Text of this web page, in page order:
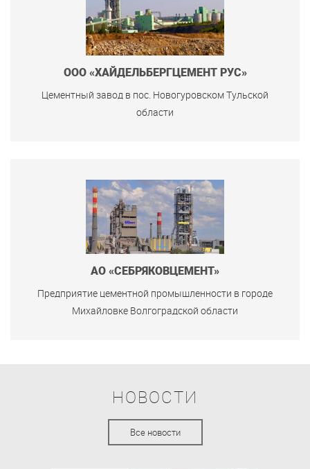
ООО «ХАЙДЕЛЬБЕРГЦЕМЕНТ РУС»
Цементный завод в пос. Новогуровском Тульской
области
АО «СЕБРЯКОВЦЕМЕНТ»
Предприятие цементной промышленности в городе
Михайловке Волгоградской области
НОВОСТИ
Все новости